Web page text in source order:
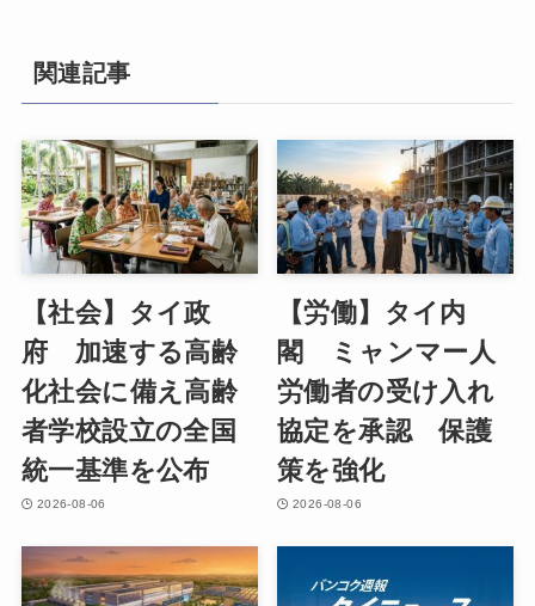
関連記事
【社会】タイ政
府 加速する高齢
化社会に備え高齢
者学校設立の全国
統一基準を公布
2026-08-06
【労働】タイ内
閣 ミャンマー人
労働者の受け入れ
協定を承認 保護
策を強化
2026-08-06